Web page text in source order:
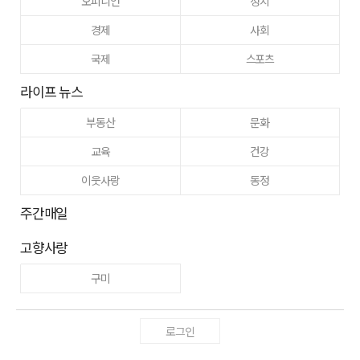
경제
사회
국제
스포츠
라이프 뉴스
부동산
문화
교육
건강
이웃사랑
동정
주간매일
고향사랑
구미
로그인